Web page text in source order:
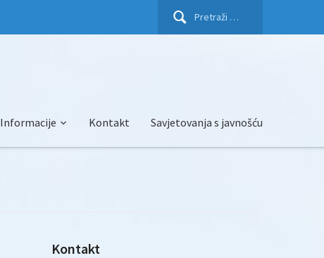
Pretraži:
Informacije Kontakt Savjetovanja s javnošću
Kontakt